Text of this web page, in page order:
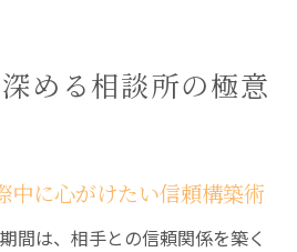
める相談所の極意
中に心がけたい信頼構築術
間は、相手との信頼関係を築く